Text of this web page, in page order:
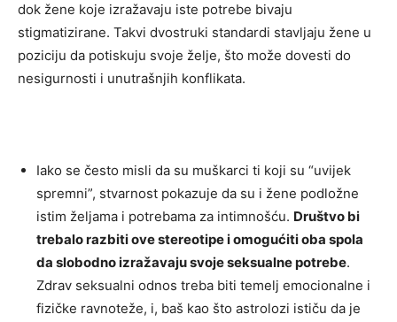
dok žene koje izražavaju iste potrebe bivaju
stigmatizirane. Takvi dvostruki standardi stavljaju žene u
poziciju da potiskuju svoje želje, što može dovesti do
nesigurnosti i unutrašnjih konflikata.
Iako se često misli da su muškarci ti koji su “uvijek
spremni”, stvarnost pokazuje da su i žene podložne
istim željama i potrebama za intimnošću. Društvo bi
trebalo razbiti ove stereotipe i omogućiti oba spola
da slobodno izražavaju svoje seksualne potrebe.
Zdrav seksualni odnos treba biti temelj emocionalne i
fizičke ravnoteže, i, baš kao što astrolozi ističu da je